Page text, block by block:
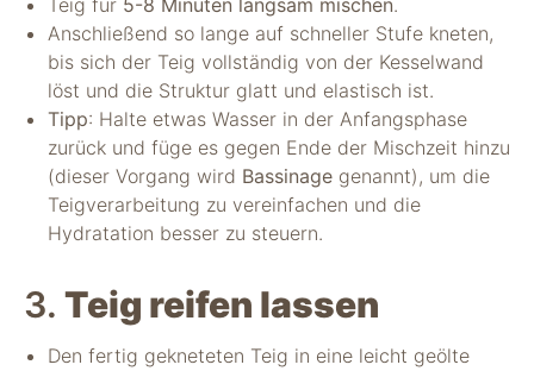
Teig für 5-8 Minuten langsam mischen.
Anschließend so lange auf schneller Stufe kneten,
bis sich der Teig vollständig von der Kesselwand
löst und die Struktur glatt und elastisch ist.
Tipp: Halte etwas Wasser in der Anfangsphase
zurück und füge es gegen Ende der Mischzeit hinzu
(dieser Vorgang wird Bassinage genannt), um die
Teigverarbeitung zu vereinfachen und die
Hydratation besser zu steuern.
3. Teig reifen lassen
Den fertig gekneteten Teig in eine leicht geölte